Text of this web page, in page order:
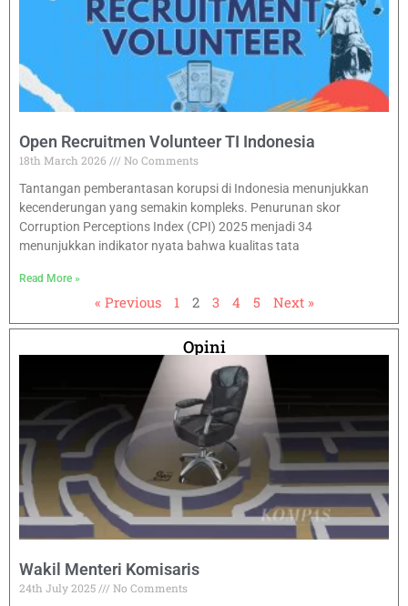
Open Recruitmen Volunteer TI Indonesia
18th March 2026
No Comments
Tantangan pemberantasan korupsi di Indonesia menunjukkan
kecenderungan yang semakin kompleks. Penurunan skor
Corruption Perceptions Index (CPI) 2025 menjadi 34
menunjukkan indikator nyata bahwa kualitas tata
Read More »
« Previous 1 2 3 4 5 Next »
Opini
Wakil Menteri Komisaris
24th July 2025
No Comments